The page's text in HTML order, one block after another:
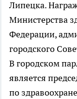
Липецка.
Министерства
Федерации,
городского
В городском
является
по